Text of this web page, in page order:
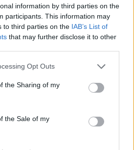
information by third parties on the
participants. This information may
to third parties on the IAB’s List of
that may further disclose it to other
Opt Outs
the Sharing of my
the Sale of my
sėkmingiausi